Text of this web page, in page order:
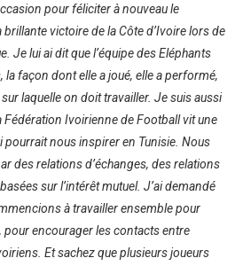
pour féliciter à nouveau le
victoire de la Côte d’Ivoire lors de
Je lui ai dit que l’équipe des Eléphants
façon dont elle a joué, elle a performé,
laquelle on doit travailler. Je suis aussi
Fédération Ivoirienne de Football vit une
pourrait nous inspirer en Tunisie. Nous
des relations d’échanges, des relations
sur l’intérêt mutuel. J’ai demandé
à travailler ensemble pour
pour encourager les contacts entre
Et sachez que plusieurs joueurs